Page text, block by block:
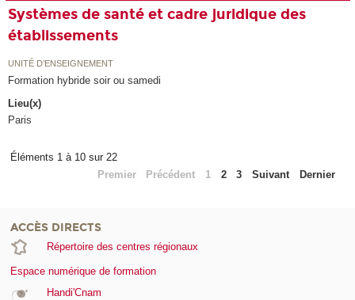
Systèmes de santé et cadre juridique des
établissements
UNITÉ D’ENSEIGNEMENT
Formation hybride soir ou samedi
Lieu(x)
Paris
Éléments 1 à 10 sur 22
Premier
Précédent 1 2 3 Suivant Dernier
ACCÈS DIRECTS
Répertoire des centres régionaux
Espace numérique de formation
Handi'Cnam